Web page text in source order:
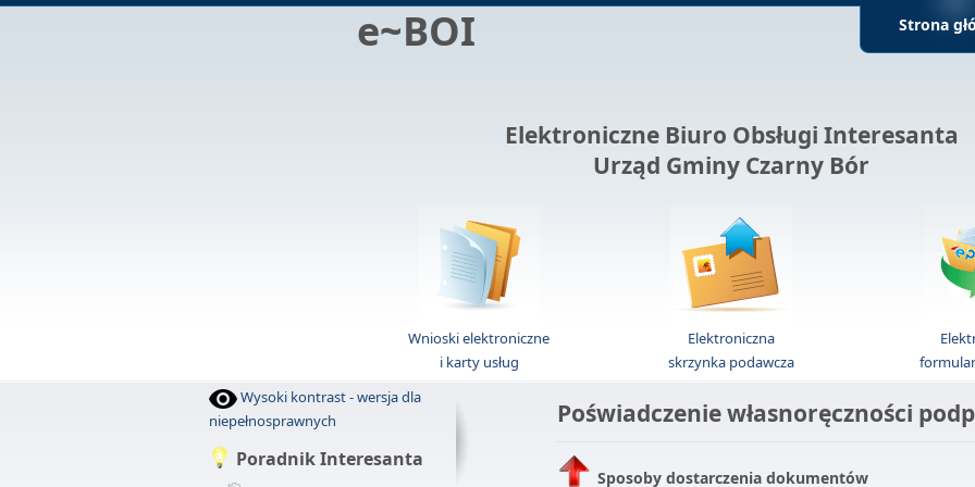
e~BOI Strona
Elektroniczne Biuro Obsługi Interesanta
Urząd Gminy Czarny Bór
Wnioski elektroniczne
i karty usług
Elektroniczna
skrzynka podawcza
Wysoki kontrast - wersja dla
niepełnosprawnych
Poradnik Interesanta
Poświadczenie własnoręczności
Sposoby dostarczenia dokumentów